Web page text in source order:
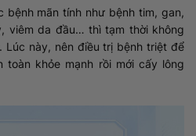
bệnh mãn tính như bệnh tim, gan,
viêm da đầu… thì tạm thời không
Lúc này, nên điều trị bệnh triệt để
toàn khỏe mạnh rồi mới cấy lông